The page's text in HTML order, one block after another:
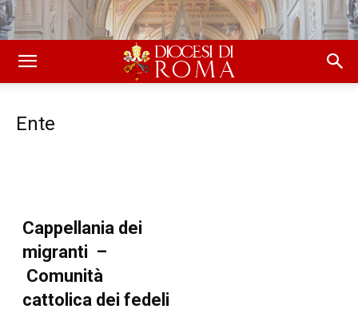
Ente
Cappellania dei
migranti –
Comunità
cattolica dei fedeli